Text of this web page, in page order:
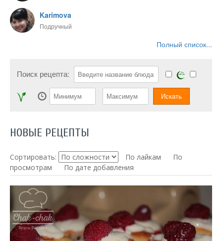
Karimova
Подручный
Полный список...
Поиск рецепта:
НОВЫЕ РЕЦЕПТЫ
Сортировать: По лайкам
По
просмотрам
По дате добавления